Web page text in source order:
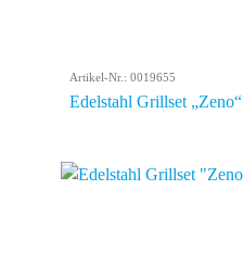
Farbe
Artikel-Nr.: 0019655
Edelstahl Grillset „Zeno“